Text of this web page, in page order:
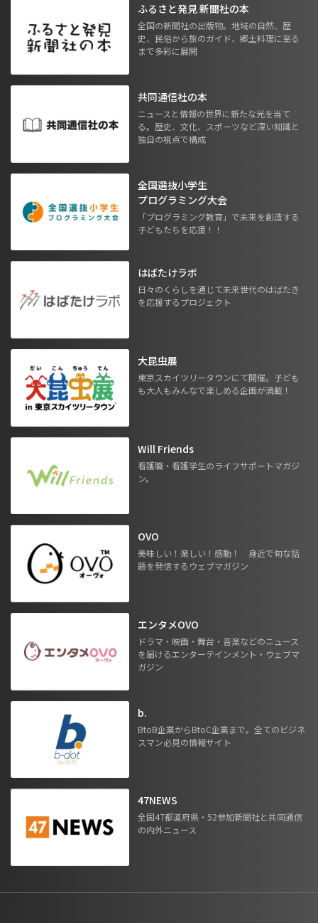
ふるさと発見 新聞社の本
全国の新聞社の出版物。地域の自然、歴
史、民俗から旅のガイド、郷土料理に至る
まで多彩に展開
共同通信社の本
ニュースと情報の世界に新たな光を当て
る。歴史、文化、スポーツなど深い知識と
独自の視点で構成
全国選抜小学生
プログラミング大会
「プログラミング教育」で未来を創造する
子どもたちを応援！！
はばたけラボ
日々のくらしを通じて未来世代のはばたき
を応援するプロジェクト
大昆虫展
東京スカイツリータウンにて開催。子ども
も大人もみんなで楽しめる企画が満載！
Will Friends
看護職・看護学生のライフサポートマガジ
ン。
OVO
美味しい！楽しい！感動！ 身近で旬な話
題を発信するウェブマガジン
エンタメOVO
ドラマ・映画・舞台・音楽などのニュース
を届けるエンターテインメント・ウェブマ
ガジン
b.
BtoB企業からBtoC企業まで。全てのビジネ
スマン必見の情報サイト
47NEWS
全国47都道府県・52参加新聞社と共同通信
の内外ニュース